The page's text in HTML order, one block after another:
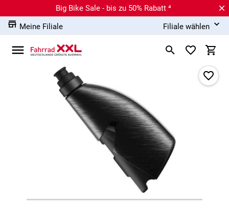
Big Bike Sale - bis zu 50% Rabatt ⁴
Meine Filiale
Filiale wählen